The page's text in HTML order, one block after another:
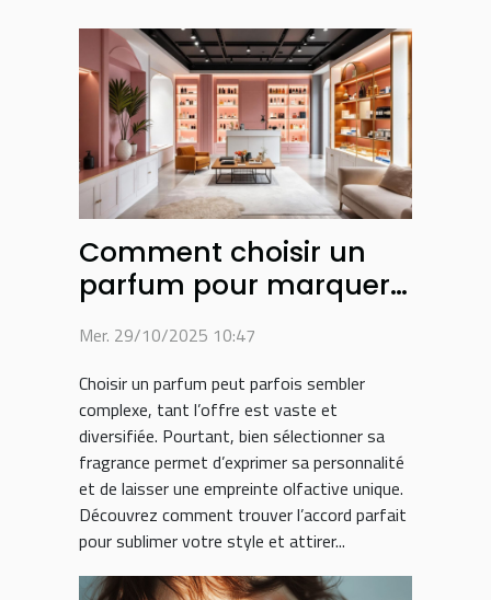
Comment choisir un
parfum pour marquer
Mer. 29/10/2025 10:47
Choisir un parfum peut parfois sembler
complexe, tant l’offre est vaste et
diversifiée. Pourtant, bien sélectionner sa
fragrance permet d’exprimer sa personnalité
et de laisser une empreinte olfactive unique.
Découvrez comment trouver l’accord parfait
pour sublimer votre style et attirer...